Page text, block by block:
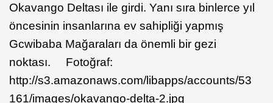
Okavango Deltası ile girdi. Yanı sıra binlerce yıl
öncesinin insanlarına ev sahipliği yapmış
Gcwibaba Mağaraları da önemli bir gezi
noktası. Fotoğraf:
http://s3.amazonaws.com/libapps/accounts/53
161/images/okavango-delta-2.jpg